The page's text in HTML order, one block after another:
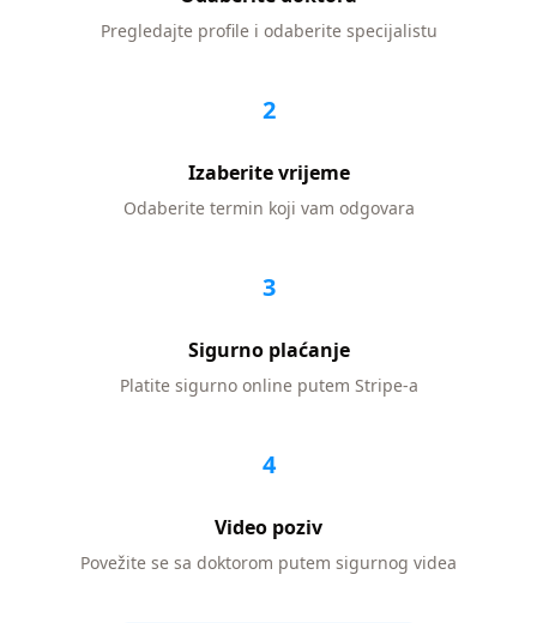
Pregledajte profile i odaberite specijalistu
2
Izaberite vrijeme
Odaberite termin koji vam odgovara
3
Sigurno plaćanje
Platite sigurno online putem Stripe-a
4
Video poziv
Povežite se sa doktorom putem sigurnog videa